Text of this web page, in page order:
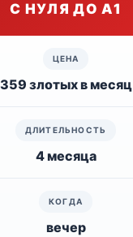
С НУЛЯ ДО А1
359 злотых в месяц
4 месяца
вечер